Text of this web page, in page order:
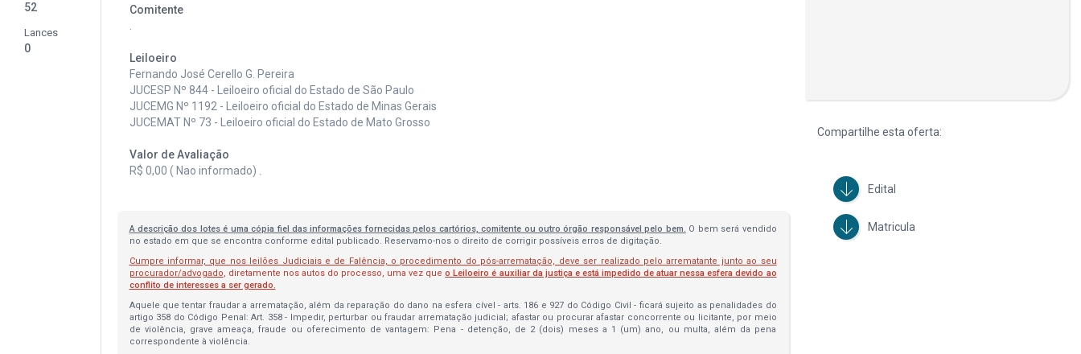
52
Lances
0
Comitente
Leiloeiro
Fernando José Cerello G. Pereira
JUCESP Nº 844 - Leiloeiro oficial do Estado de São Paulo
JUCEMG Nº 1192 - Leiloeiro oficial do Estado de Minas Gerais
JUCEMAT Nº 73 - Leiloeiro oficial do Estado de Mato Grosso
Valor de Avaliação
R$ 0,00 ( Nao informado) .
A descrição dos lotes é uma cópia fiel das informações fornecidas pelos cartórios, comitente ou outro órgão responsável pelo bem. O bem será vendido
no estado em que se encontra conforme edital publicado. Reservamo-nos o direito de corrigir possíveis erros de digitação.
Cumpre informar, que nos leilões Judiciais e de Falência, o procedimento do pós-arrematação, deve ser realizado pelo arrematante junto ao seu
procurador/advogado, diretamente nos autos do processo, uma vez queo Leiloeiro é auxiliar da justiça e está impedido de atuar nessa esfera devido ao
conflito de interesses a ser gerado.
Aquele que tentar fraudar a arrematação, além da reparação do dano na esfera cível - arts. 186 e 927 do Código Civil - ficará sujeito as penalidades do
artigo 358 do Código Penal: Art. 358 - Impedir, perturbar ou fraudar arrematação judicial; afastar ou procurar afastar concorrente ou licitante, por meio
de violência, grave ameaça, fraude ou oferecimento de vantagem: Pena - detenção, de 2 (dois) meses a 1 (um) ano, ou multa, além da pena
correspondente à violência.
Compartilhe esta oferta:
Edital
Matricula